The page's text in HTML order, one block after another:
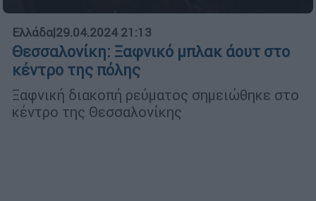
Ελλάδα|29.04.2024 21:13
Θεσσαλονίκη: Ξαφνικό μπλακ άουτ στο
κέντρο της πόλης
Ξαφνική διακοπή ρεύματος σημειώθηκε στο
κέντρο της Θεσσαλονίκης